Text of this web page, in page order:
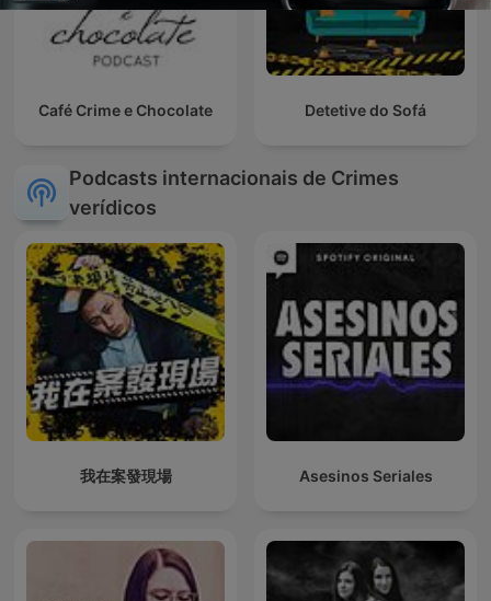
Café Crime e Chocolate Detetive do Sofá
Podcasts internacionais de Crimes
verídicos
我在案發現場 Asesinos Seriales